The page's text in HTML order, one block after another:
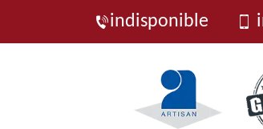
indisponible